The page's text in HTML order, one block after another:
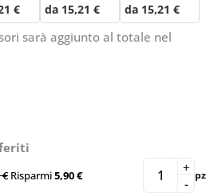
€ da 15,21 € da 15,21 €
sarà aggiunto al totale nel
€ Risparmi5,90 € -
+ pz